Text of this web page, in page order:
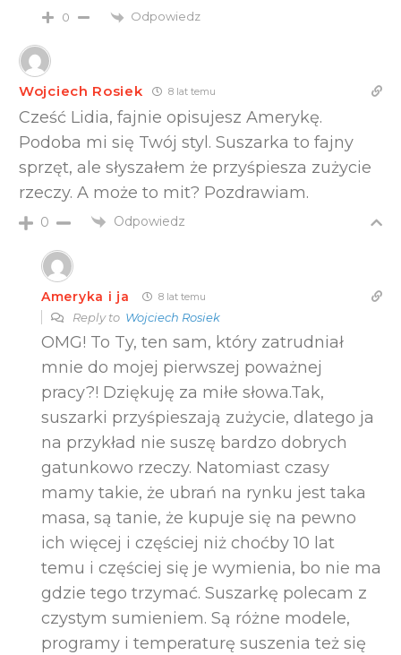
0 Odpowiedz
Wojciech Rosiek 8 lat temu
Cześć Lidia, fajnie opisujesz Amerykę.
Podoba mi się Twój styl. Suszarka to fajny
sprzęt, ale słyszałem że przyśpiesza zużycie
rzeczy. A może to mit? Pozdrawiam.
0 Odpowiedz
Ameryka i ja 8 lat temu
Reply to Wojciech Rosiek
OMG! To Ty, ten sam, który zatrudniał
mnie do mojej pierwszej poważnej
pracy?! Dziękuję za miłe słowa.Tak,
suszarki przyśpieszają zużycie, dlatego ja
na przykład nie suszę bardzo dobrych
gatunkowo rzeczy. Natomiast czasy
mamy takie, że ubrań na rynku jest taka
masa, są tanie, że kupuje się na pewno
ich więcej i częściej niż choćby 10 lat
temu i częściej się je wymienia, bo nie ma
gdzie tego trzymać. Suszarkę polecam z
czystym sumieniem. Są różne modele,
programy i temperaturę suszenia też się